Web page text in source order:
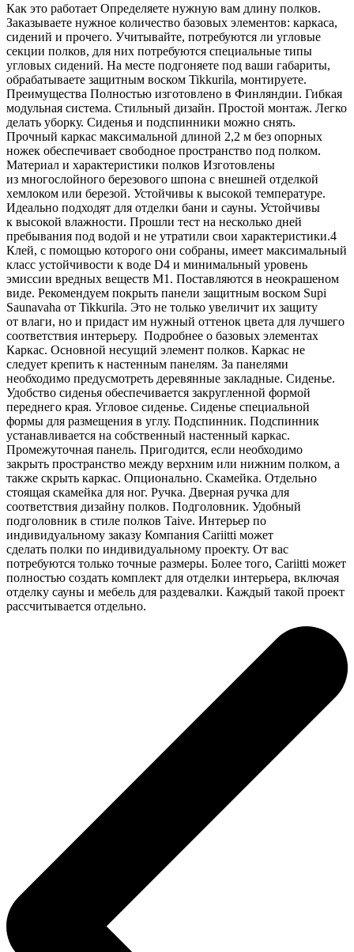
Как это работает Определяете нужную вам длину полков.
Заказываете нужное количество базовых элементов: каркаса,
сидений и прочего. Учитывайте, потребуются ли угловые
секции полков, для них потребуются специальные типы
угловых сидений. На месте подгоняете под ваши габариты,
обрабатываете защитным воском Tikkurila, монтируете.
Преимущества Полностью изготовлено в Финляндии. Гибкая
модульная система. Стильный дизайн. Простой монтаж. Легко
делать уборку. Сиденья и подспинники можно снять.
Прочный каркас максимальной длиной 2,2 м без опорных
ножек обеспечивает свободное пространство под полком.
Материал и характеристики полков Изготовлены
из многослойного березового шпона с внешней отделкой
хемлоком или березой. Устойчивы к высокой температуре.
Идеально подходят для отделки бани и сауны. Устойчивы
к высокой влажности. Прошли тест на несколько дней
пребывания под водой и не утратили свои характеристики.4
Клей, с помощью которого они собраны, имеет максимальный
класс устойчивости к воде D4 и минимальный уровень
эмиссии вредных веществ M1. Поставляются в неокрашеном
виде. Рекомендуем покрыть панели защитным воском Supi
Saunavaha от Tikkurila. Это не только увеличит их защиту
от влаги, но и придаст им нужный оттенок цвета для лучшего
соответствия интерьеру. Подробнее о базовых элементах
Каркас. Основной несущий элемент полков. Каркас не
следует крепить к настенным панелям. За панелями
необходимо предусмотреть деревянные закладные. Сиденье.
Удобство сиденья обеспечивается закругленной формой
переднего края. Угловое сиденье. Сиденье специальной
формы для размещения в углу. Подспинник. Подспинник
устанавливается на собственный настенный каркас.
Промежуточная панель. Пригодится, если необходимо
закрыть пространство между верхним или нижним полком, а
также скрыть каркас. Опционально. Скамейка. Отдельно
стоящая скамейка для ног. Ручка. Дверная ручка для
соответствия дизайну полков. Подголовник. Удобный
подголовник в стиле полков Taive. Интерьер по
индивидуальному заказу Компания Cariitti может
сделать полки по индивидуальному проекту. От вас
потребуются только точные размеры. Более того, Cariitti может
полностью создать комплект для отделки интерьера, включая
отделку сауны и мебель для раздевалки. Каждый такой проект
рассчитывается отдельно.